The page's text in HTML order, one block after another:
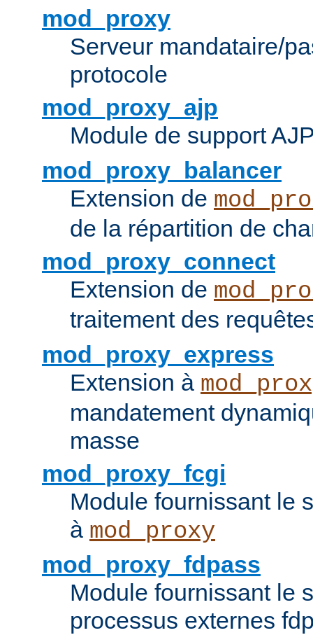
mod_proxy
Serveur mandataire/
protocole
mod_proxy_ajp
Module de support
mod_proxy_balancer
Extension de
de la répartition de
mod_proxy_connect
Extension de
traitement des
mod_proxy_express
Extension à
mandatement
masse
mod_proxy_fcgi
Module fournissant le
à mod_proxy
mod_proxy_fdpass
Module fournissant le
processus externes